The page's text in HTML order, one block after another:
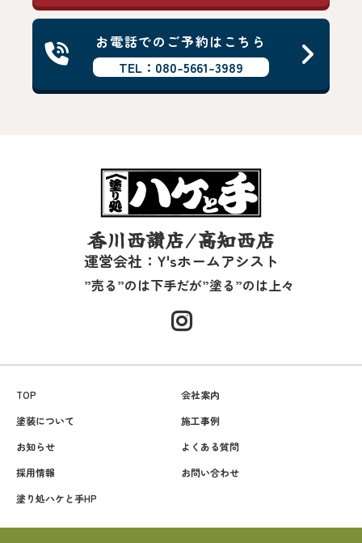
お電話でのご予約はこちら
TEL：080-5661-3989
香川西讃店/高知西店
運営会社：Y'sホームアシスト
”売る”のは下手だが”塗る”のは上々
TOP
会社案内
塗装について
施工事例
お知らせ
よくある質問
採用情報
お問い合わせ
塗り処ハケと手HP